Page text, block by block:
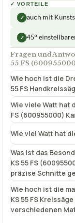
✓ VORTEILE
✓ auch mit
✓ 45°
Fragen und
55 FS
Wie hoch ist die
55 FS
Wie viele Watt hat
FS (600955000)
Wie viel Watt hat
Was ist das Besondere
KS 55 FS (600955000) Karto?
präzise Schnitte
Wie hoch ist die
KS 55 FS
verschiedenen